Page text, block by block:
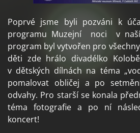
Poprvé jsme byli pozváni k
programu Muzejní noci v
program byl vytvořen pro
děti zde hrálo divadélko
v dětských dílnách na téma
pomalovat obličej a po
odvahy. Pro starší se konala
téma fotografie a po ní
koncert!